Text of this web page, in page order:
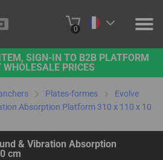
0
SIGN-IN TO B2B PLATFORM
WHOLESALE PRICES
Plates-formes
Evolve
Absorption Platform 310 x 110 x 10
& Vibration Absorption
cm